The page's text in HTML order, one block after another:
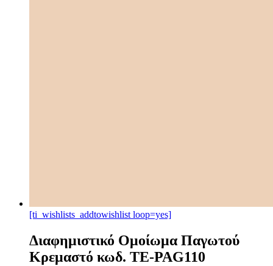
[ti_wishlists_addtowishlist loop=yes]
Διαφημιστικό Ομοίωμα Παγωτού
Kρεμαστό κωδ. TE-PAG110